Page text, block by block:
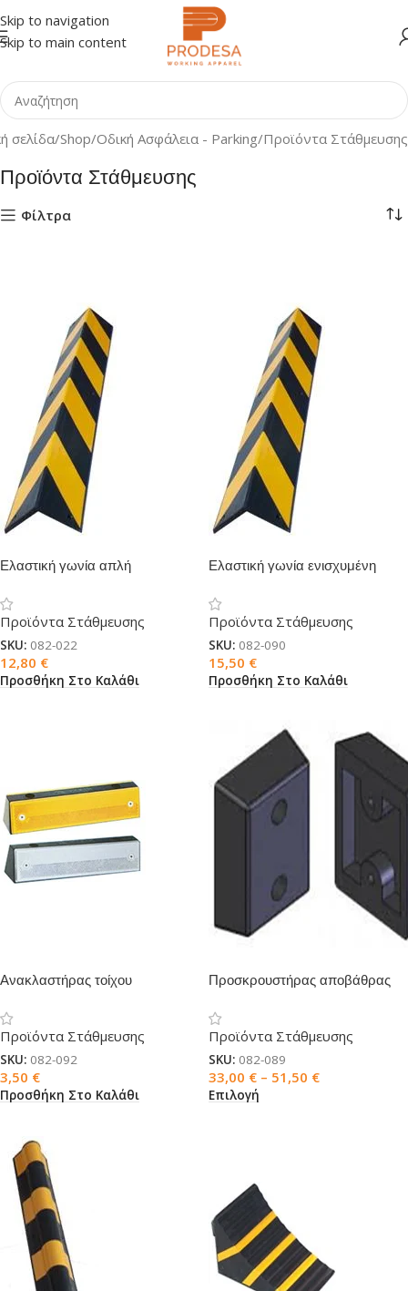
Skip to navigation
Skip to main content
σελίδα Shop Οδική Ασφάλεια - Parking Προϊόντα Στάθμευσης
Προϊόντα Στάθμευσης
Φίλτρα
Ελαστική γωνία απλή
Προϊόντα Στάθμευσης
SKU: 082-022
12,80 €
Προσθήκη Στο Καλάθι
Ελαστική γωνία ενισχυμένη
Προϊόντα Στάθμευσης
SKU: 082-090
15,50 €
Προσθήκη Στο Καλάθι
Ανακλαστήρας τοίχου
Προϊόντα Στάθμευσης
SKU: 082-092
3,50 €
Προσθήκη Στο Καλάθι
Προσκρουστήρας αποβάθρας
Προϊόντα Στάθμευσης
SKU: 082-089
33,00 € – 51,50 €
Επιλογή